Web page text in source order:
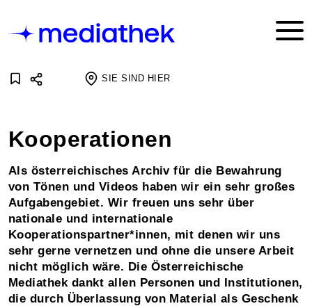
SIE SIND HIER
Kooperationen
Als österreichisches Archiv für die Bewahrung
von Tönen und Videos haben wir ein sehr großes
Aufgabengebiet. Wir freuen uns sehr über
nationale und internationale
Kooperationspartner*innen, mit denen wir uns
sehr gerne vernetzen und ohne die unsere Arbeit
nicht möglich wäre. Die Österreichische
Mediathek dankt allen Personen und Institutionen,
die durch Überlassung von Material als Geschenk